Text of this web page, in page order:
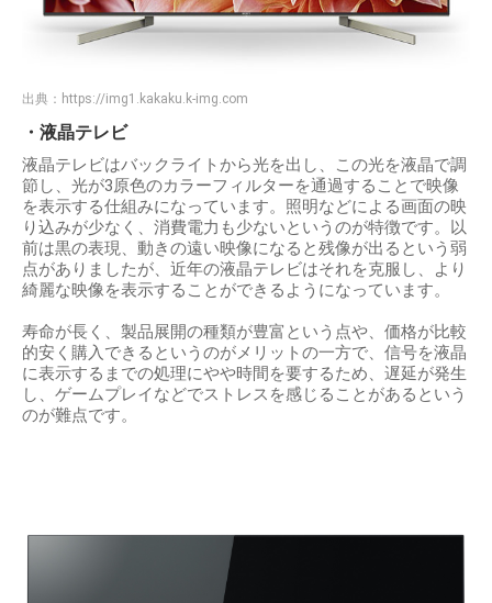
出典： https://img1.kakaku.k-img.com
・液晶テレビ
液晶テレビはバックライトから光を出し、この光を液晶で調
節し、光が3原色のカラーフィルターを通過することで映像
を表示する仕組みになっています。照明などによる画面の映
り込みが少なく、消費電力も少ないというのが特徴です。以
前は黒の表現、動きの遠い映像になると残像が出るという弱
点がありましたが、近年の液晶テレビはそれを克服し、より
綺麗な映像を表示することができるようになっています。
寿命が長く、製品展開の種類が豊富という点や、価格が比較
的安く購入できるというのがメリットの一方で、信号を液晶
に表示するまでの処理にやや時間を要するため、遅延が発生
し、ゲームプレイなどでストレスを感じることがあるという
のが難点です。